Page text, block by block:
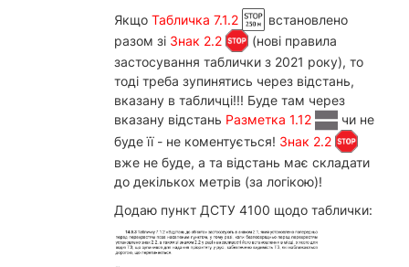
Якщо Табличка 7.1.2
встановлено
разом зі Знак 2.2
(нові правила
застосування таблички з 2021 року), то
тоді треба зупинятись через відстань,
вказану в табличці!!! Буде там через
вказану відстань Разметка 1.12
чи не
буде її - не коментується! Знак 2.2
вже не буде, а та відстань має складати
до декількох метрів (за логікою)!
Додаю пункт ДСТУ 4100 щодо таблички: